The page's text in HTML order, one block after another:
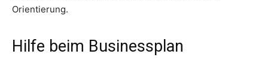
Orientierung.
Hilfe beim Businessplan